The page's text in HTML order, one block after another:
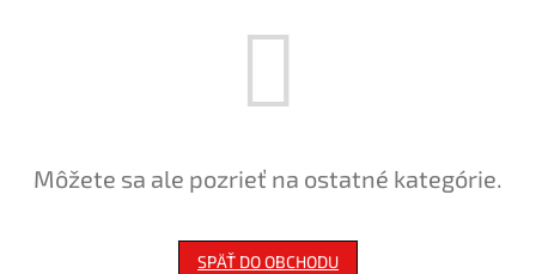
Môžete sa ale pozrieť na ostatné kategórie.
SPÄŤ DO OBCHODU